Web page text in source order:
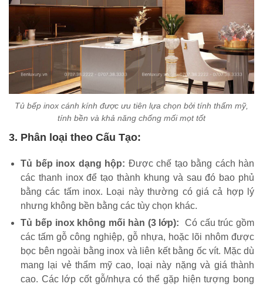
Tủ bếp inox cánh kính được ưu tiên lựa chọn bởi tính thẩm mỹ,
tính bền và khả năng chống mối mọt tốt
3. Phân loại theo Cấu Tạo:
Tủ bếp inox dạng hộp: Được chế tạo bằng cách hàn
các thanh inox để tạo thành khung và sau đó bao phủ
bằng các tấm inox. Loại này thường có giá cả hợp lý
nhưng không bền bằng các tùy chọn khác.
Tủ bếp inox không mối hàn (3 lớp): Có cấu trúc gồm
các tấm gỗ công nghiệp, gỗ nhựa, hoặc lõi nhôm được
bọc bên ngoài bằng inox và liên kết bằng ốc vít. Mặc dù
mang lại vẻ thẩm mỹ cao, loại này nặng và giá thành
cao. Các lớp cốt gỗ/nhựa có thể gặp hiện tượng bong